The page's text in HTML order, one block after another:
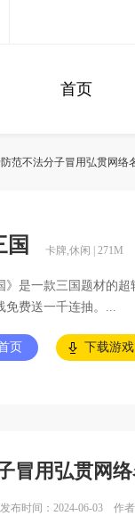
首页
范不法分子冒用弘贯网络
国 卡牌,休闲 | 271M
》是一款三国题材的
免费送一千连抽。...
页 下载游戏
冒用弘贯网
发布时间：2024-06-03 作